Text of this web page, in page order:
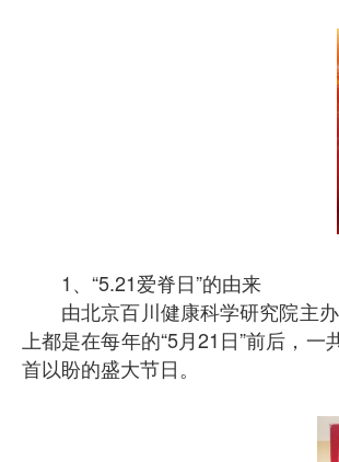
1、“5.21爱脊日”的由来
由北京百川健康科学研究院主
上都是在每年的“5月21日”前后，
首以盼的盛大节日。